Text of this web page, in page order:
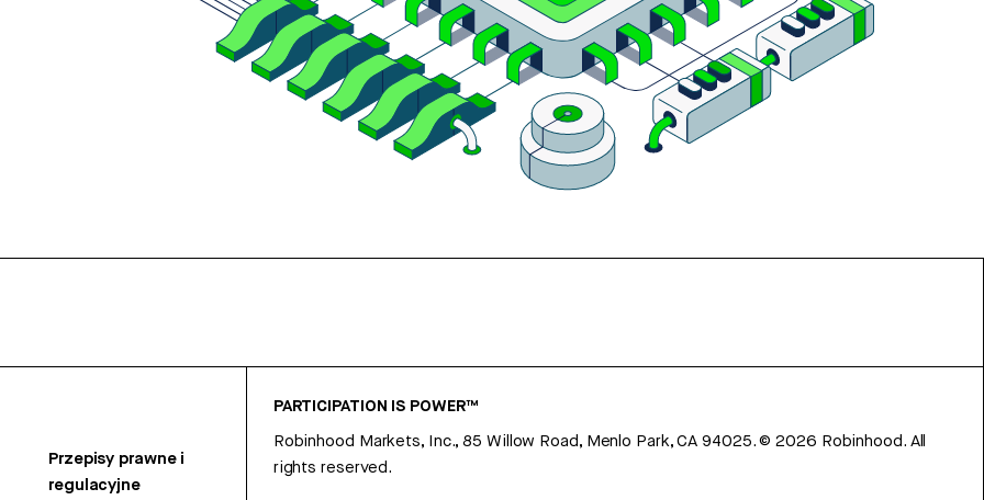
Przepisy prawne i
regulacyjne
PARTICIPATION IS POWER™
Robinhood Markets, Inc., 85 Willow Road, Menlo Park, CA 94025.©2026 Robinhood. All
rights reserved.